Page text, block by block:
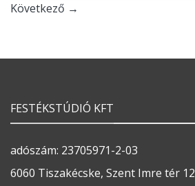
Következő →
FESTÉKSTÚDIÓ KFT
adószám: 23705971-2-03
6060 Tiszakécske, Szent Imre tér 12